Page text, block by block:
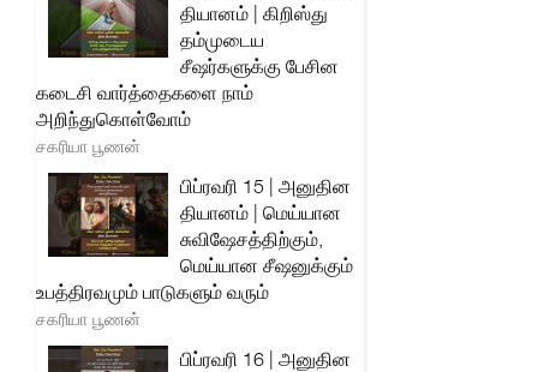
தியானம் | கிறிஸ்து
தம்முடைய
சீஷர்களுக்கு பேசின
கடைசி வார்த்தைகளை நாம்
அறிந்துகொள்வோம்
சகரியா பூணன்
பிப்ரவரி 15 | அனுதின
தியானம் | மெய்யான
சுவிஷேசத்திற்கும்,
மெய்யான சீஷனுக்கும்
உபத்திரவமும் பாடுகளும் வரும்
சகரியா பூணன்
பிப்ரவரி 16 | அனுதின